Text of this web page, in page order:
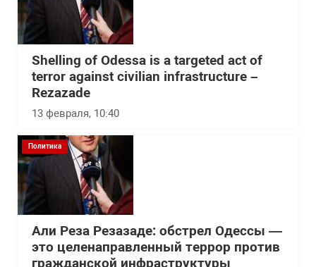
Shelling of Odessa is a targeted act of
terror against civilian infrastructure –
Rezazade
13 февраля, 10:40
Политика
Али Реза Резазаде: обстрел Одессы —
это целенаправленный террор против
гражданской инфраструктуры